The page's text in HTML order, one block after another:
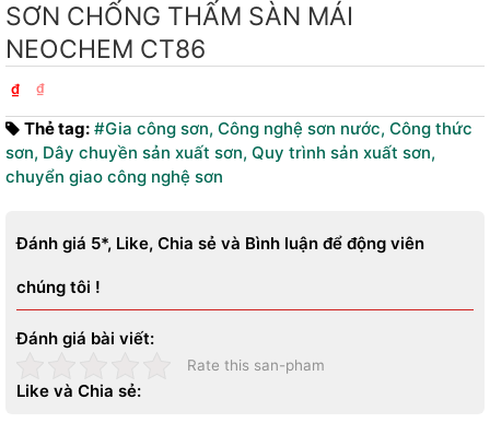
SƠN CHỐNG THẤM SÀN MÁI
NEOCHEM CT86
₫ ₫
Thẻ tag: #Gia công sơn, Công nghệ sơn nước, Công thức
sơn, Dây chuyền sản xuất sơn, Quy trình sản xuất sơn,
chuyển giao công nghệ sơn
Đánh giá 5*, Like, Chia sẻ và Bình luận để động viên
chúng tôi !
Đánh giá bài viết:
Rate this san-pham
Like và Chia sẻ: